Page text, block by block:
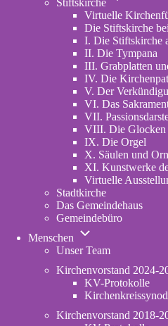
Stiftskirche
Stiftskirche
Virtuelle
Die Stiftskirche
I. Die Stiftskirche
II. Die Tympana
III. Grabplatten
IV. Die
V. Der
VI. Das
VII.
VIII. Die Glocken
IX. Die Orgel
X. Säulen und
XI. Kunstwerke
Virtuelle
Stadtkirche
Das Gemeindehaus
Gemeindebüro
Menschen
Unternavigation
Menschen
Unser Team
Kirchenvorstand 2024-
KV-Protokolle
Kirchenvorstand 2018-